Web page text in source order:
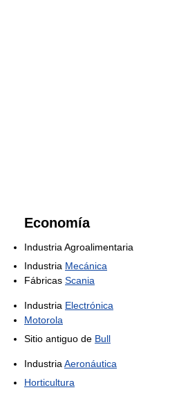
Economía
Industria Agroalimentaria
Industria Mecánica
Fábricas Scania
Industria Electrónica
Motorola
Sitio antiguo de Bull
Industria Aeronáutica
Horticultura